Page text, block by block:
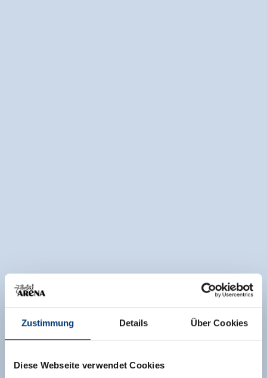
Zustimmung Details Über Cookies
Diese Webseite verwendet Cookies